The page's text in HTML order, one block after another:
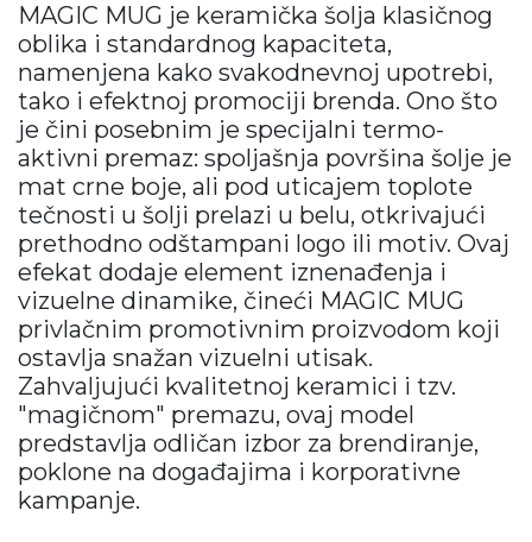
MAGIC MUG je keramička šolja klasičnog
oblika i standardnog kapaciteta,
namenjena kako svakodnevnoj upotrebi,
tako i efektnoj promociji brenda. Ono što
je čini posebnim je specijalni termo-
aktivni premaz: spoljašnja površina šolje je
mat crne boje, ali pod uticajem toplote
tečnosti u šolji prelazi u belu, otkrivajući
prethodno odštampani logo ili motiv. Ovaj
efekat dodaje element iznenađenja i
vizuelne dinamike, čineći MAGIC MUG
privlačnim promotivnim proizvodom koji
ostavlja snažan vizuelni utisak.
Zahvaljujući kvalitetnoj keramici i tzv.
"magičnom" premazu, ovaj model
predstavlja odličan izbor za brendiranje,
poklone na događajima i korporativne
kampanje.